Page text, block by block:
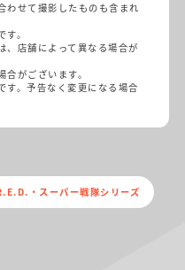
せて撮影したものも含まれ
。
店舗によって異なる場合が
がございます。
。予告なく変更になる場合
・スーパー戦隊シリーズ